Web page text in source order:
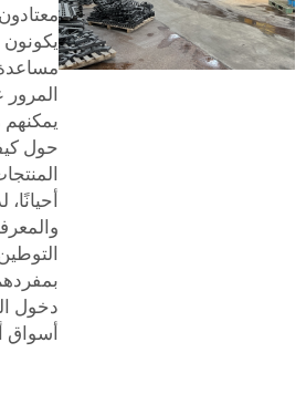
المرور
يمكنهم
حول
دخول
أسواق